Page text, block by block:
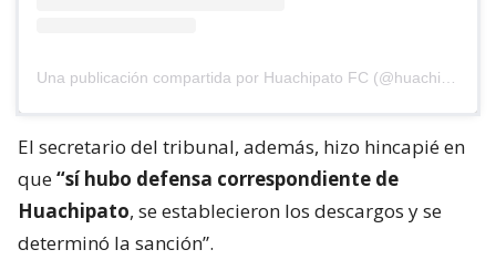
El secretario del tribunal, además, hizo hincapié en
que“sí hubo defensa correspondiente de
Huachipato, se establecieron los descargos y se
determinó la sanción”.